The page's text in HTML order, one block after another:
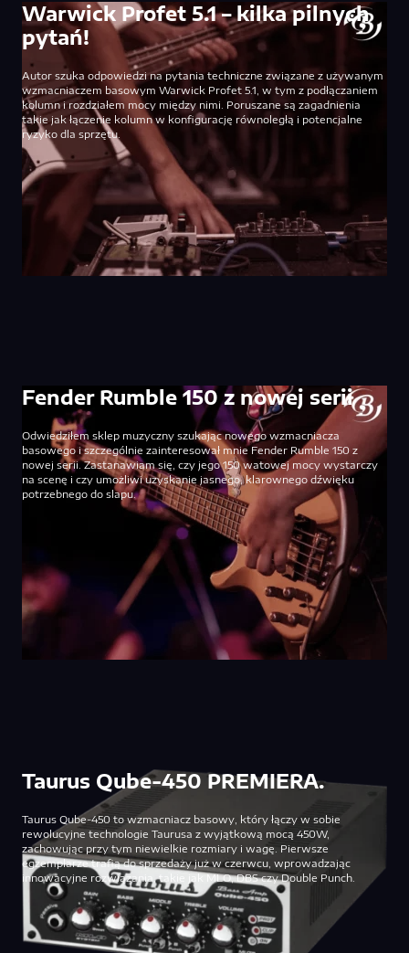
Warwick Profet 5.1 – kilka pilnych
pytań!
Autor szuka odpowiedzi na pytania techniczne związane z używanym
wzmacniaczem basowym Warwick Profet 5.1, w tym z podłączaniem
kolumn i rozdziałem mocy między nimi. Poruszane są zagadnienia
takie jak łączenie kolumn w konfigurację równoległą i potencjalne
ryzyko dla sprzętu.
Fender Rumble 150 z nowej serii
Odwiedziłem sklep muzyczny szukając nowego wzmacniacza
basowego i szczególnie zainteresował mnie Fender Rumble 150 z
nowej serii. Zastanawiam się, czy jego 150 watowej mocy wystarczy
na scenę i czy umożliwi uzyskanie jasnego, klarownego dźwięku
potrzebnego do slapu.
Taurus Qube-450 PREMIERA.
Taurus Qube-450 to wzmacniacz basowy, który łączy w sobie
rewolucyjne technologie Taurusa z wyjątkową mocą 450W,
zachowując przy tym niewielkie rozmiary i wagę. Pierwsze
egzemplarze trafią do sprzedaży już w czerwcu, wprowadzając
innowacyjne rozwiązania, takie jak MLO, DBS czy Double Punch.